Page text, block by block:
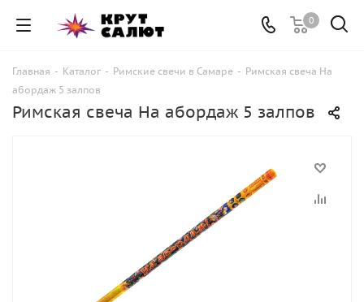
0
Главная - Каталог - Римские свечи в Самаре - Римская свеча На
абордаж 5 залпов
Римская свеча На абордаж 5 залпов